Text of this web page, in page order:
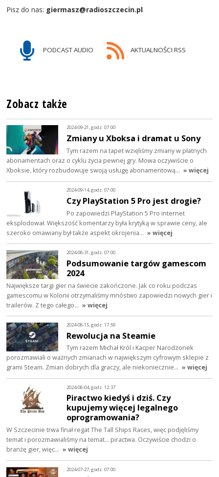
Pisz do nas: giermasz@radioszczecin.pl
PODCAST AUDIO AKTUALNOŚCI RSS
Zobacz także
2024-09-21, godz. 07:00
Zmiany u Xboksa i dramat u Sony
Tym razem na tapet wzięliśmy zmiany w płatnych
abonamentach oraz o cyklu życia pewnej gry. Mowa oczywiście o
Xboksie, który rozbudowuje swoją usługę abonamentową… » więcej
2024-09-14, godz. 07:00
Czy PlayStation 5 Pro jest drogie?
Po zapowiedzi PlayStation 5 Pro internet
eksplodował. Większość komentarzy była krytyką w sprawie ceny, ale
szeroko omawiany był także aspekt okrojenia… » więcej
2024-08-31, godz. 07:00
Podsumowanie targów gamescom
2024
Największe targi gier na świecie zakończone. Jak co roku podczas
gamescomu w Kolonii otrzymaliśmy mnóstwo zapowiedzi nowych gier i
trailerów. Z tego całego… » więcej
2024-08-15, godz. 17:59
Rewolucja na Steamie
Tym razem Michał Król i Kacper Narodzonek
porozmawiali o ważnych zmianach w największym cyfrowym sklepie z
grami Steam. Zmian dobrych dla graczy, ale niekoniecznie… » więcej
2024-08-04, godz. 12:37
Piractwo kiedyś i dziś. Czy
kupujemy więcej legalnego
oprogramowania?
W Szczecinie trwa finał regat The Tall Ships Races, więc podjęliśmy
temat i porozmawialiśmy na temat... piractwa. Oczywiście chodzi o
branżę gier, więc… » więcej
2024-07-27, godz. 07:00